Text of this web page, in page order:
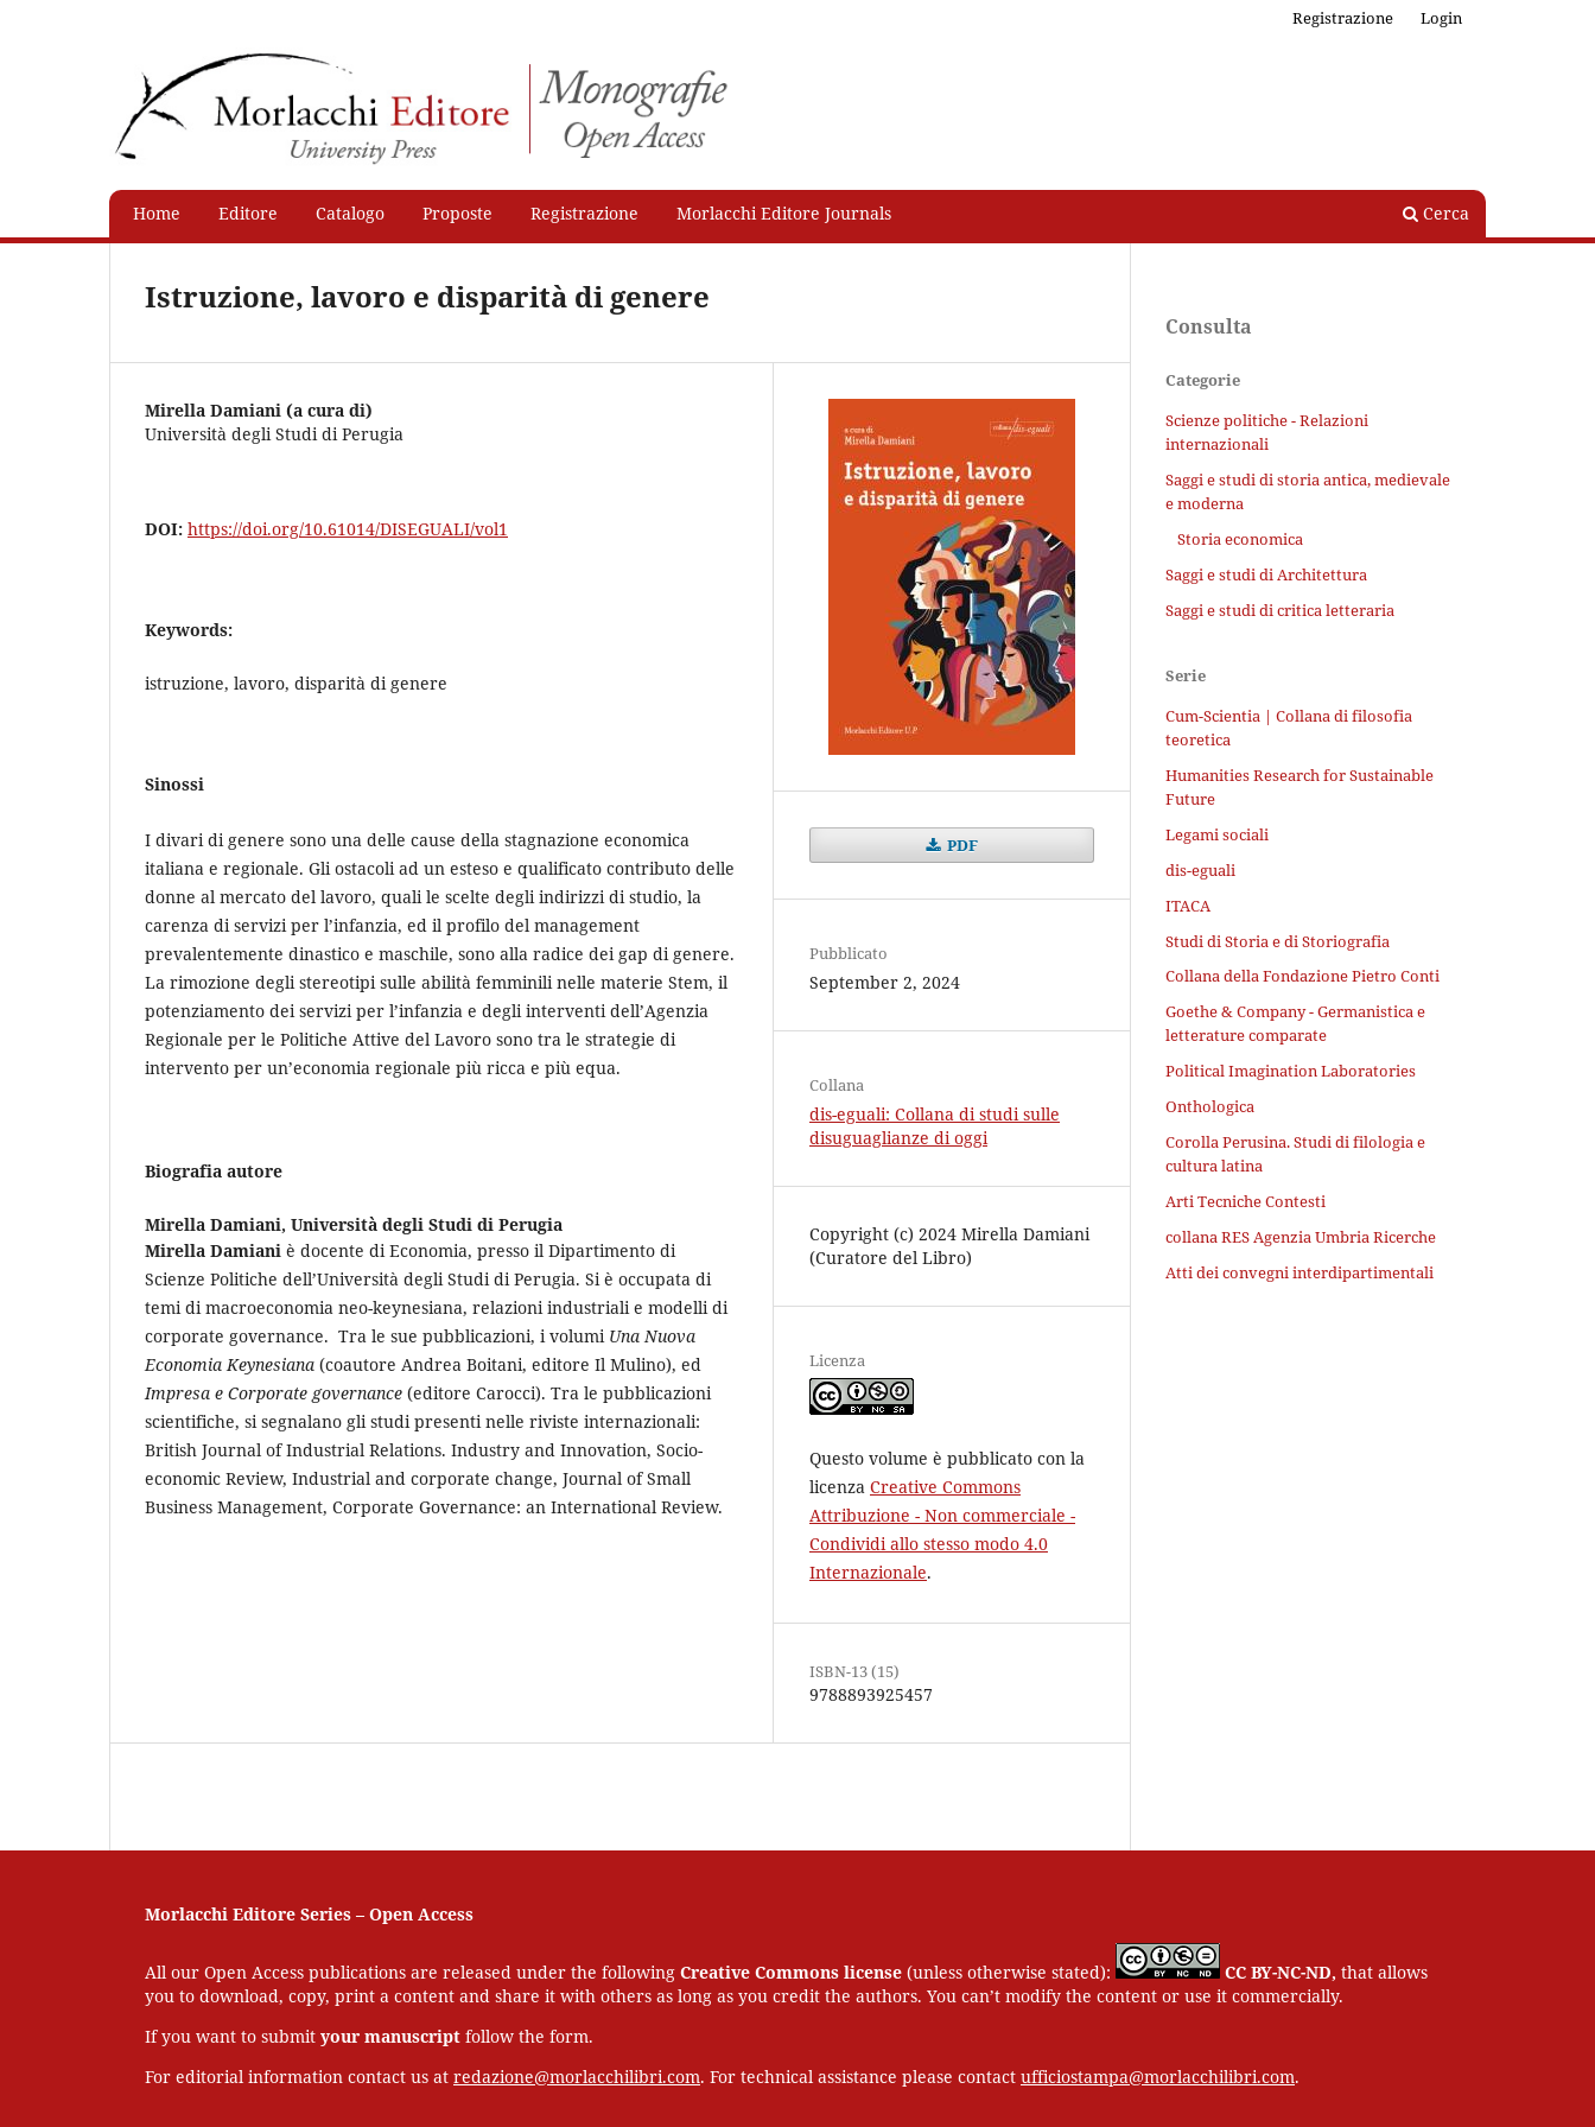
Home Editore Catalogo Proposte Registrazione Morlacchi Editore Journals Cerca
Registrazione Login
Istruzione, lavoro e disparità di genere
Mirella Damiani (a cura di)
Università degli Studi di Perugia
DOI: https://doi.org/10.61014/DISEGUALI/vol1
Keywords:
istruzione, lavoro, disparità di genere
Sinossi
I divari di genere sono una delle cause della stagnazione economica
italiana e regionale. Gli ostacoli ad un esteso e qualificato contributo delle
donne al mercato del lavoro, quali le scelte degli indirizzi di studio, la
carenza di servizi per l’infanzia, ed il profilo del management
prevalentemente dinastico e maschile, sono alla radice dei gap di genere.
La rimozione degli stereotipi sulle abilità femminili nelle materie Stem, il
potenziamento dei servizi per l’infanzia e degli interventi dell’Agenzia
Regionale per le Politiche Attive del Lavoro sono tra le strategie di
intervento per un’economia regionale più ricca e più equa.
Biografia autore
Mirella Damiani, Università degli Studi di Perugia
Mirella Damiani è docente di Economia, presso il Dipartimento di
Scienze Politiche dell’Università degli Studi di Perugia. Si è occupata di
temi di macroeconomia neo-keynesiana, relazioni industriali e modelli di
corporate governance. Tra le sue pubblicazioni, i volumi Una Nuova
Economia Keynesiana (coautore Andrea Boitani, editore Il Mulino), ed
Impresa e Corporate governance (editore Carocci). Tra le pubblicazioni
scientifiche, si segnalano gli studi presenti nelle riviste internazionali:
British Journal of Industrial Relations. Industry and Innovation, Socio-
economic Review, Industrial and corporate change, Journal of Small
Business Management, Corporate Governance: an International Review.
PDF
Pubblicato
September 2, 2024
Collana
dis-eguali: Collana di studi sulle
disuguaglianze di oggi
Copyright (c) 2024 Mirella Damiani
(Curatore del Libro)
Licenza
Questo volume è pubblicato con la
licenza Creative Commons
Attribuzione - Non commerciale -
Condividi allo stesso modo 4.0
Internazionale.
ISBN-13 (15)
9788893925457
Consulta
Categorie
Scienze politiche - Relazioni
internazionali
Saggi e studi di storia antica, medievale
e moderna
Storia economica
Saggi e studi di Architettura
Saggi e studi di critica letteraria
Serie
Cum-Scientia | Collana di filosofia
teoretica
Humanities Research for Sustainable
Future
Legami sociali
dis-eguali
ITACA
Studi di Storia e di Storiografia
Collana della Fondazione Pietro Conti
Goethe & Company - Germanistica e
letterature comparate
Political Imagination Laboratories
Onthologica
Corolla Perusina. Studi di filologia e
cultura latina
Arti Tecniche Contesti
collana RES Agenzia Umbria Ricerche
Atti dei convegni interdipartimentali
Morlacchi Editore Series – Open Access
All our Open Access publications are released under the following Creative Commons license (unless otherwise stated): CC BY-NC-ND, that allows
you to download, copy, print a content and share it with others as long as you credit the authors. You can’t modify the content or use it commercially.
If you want to submit your manuscript follow the form.
For editorial information contact us at redazione@morlacchilibri.com. For technical assistance please contact ufficiostampa@morlacchilibri.com.